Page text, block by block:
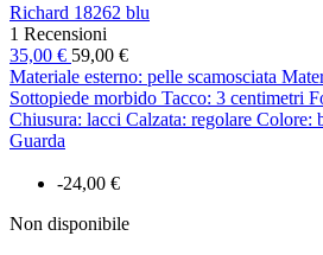
-24,00 €
Non disponibile
Richard 18262 blu
1 Recensioni
35,00 € 59,00 €
Materiale esterno: pelle scamosciata
Sottopiede morbido Tacco: 3 centimetri
Chiusura: lacci Calzata: regolare Colore:
Guarda